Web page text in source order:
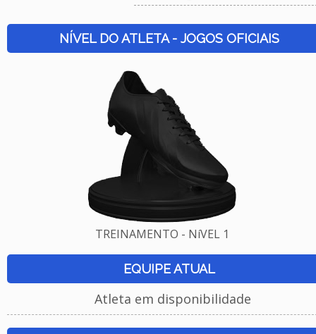
NÍVEL DO ATLETA - JOGOS OFICIAIS
TREINAMENTO - NíVEL 1
EQUIPE ATUAL
Atleta em disponibilidade